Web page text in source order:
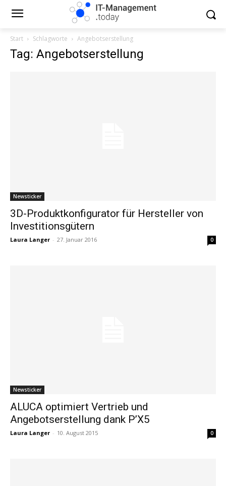
Start Schlagworte Angebotserstellung
Tag: Angebotserstellung
Newsticker
3D-Produktkonfigurator für Hersteller von
Investitionsgütern
Laura Langer - 27. Januar 2016 0
Newsticker
ALUCA optimiert Vertrieb und
Angebotserstellung dank P’X5
Laura Langer - 10. August 2015 0